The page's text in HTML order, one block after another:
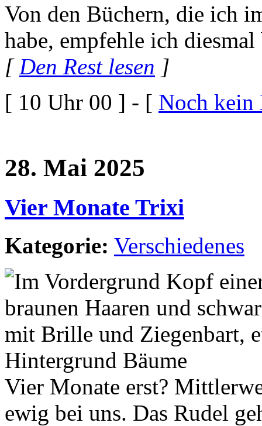
Von den Büchern, die ich
habe, empfehle ich diesmal
[Den Rest lesen ]
[ 10 Uhr 00 ] - [ Noch kein
28. Mai 2025
Vier Monate Trixi
Kategorie: Verschiedenes
Vier Monate erst?
ewig bei uns. Das Rudel